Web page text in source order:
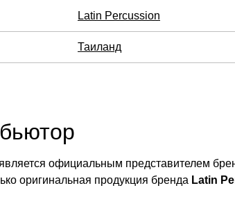
Latin Percussion
Таиланд
официальным представителем
оригинальная продукция бренда Latin